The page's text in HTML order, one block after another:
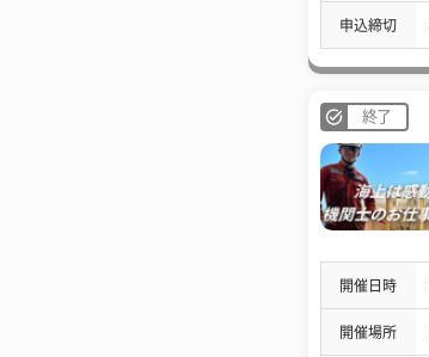
申込締切
終了
開催日時
開催場所